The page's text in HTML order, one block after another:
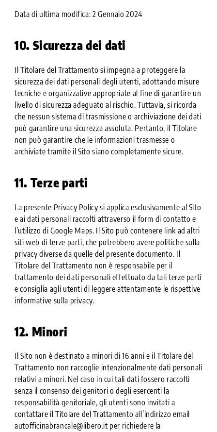
Data di ultima modifica: 2 Gennaio 2024
10. Sicurezza dei dati
Il Titolare del Trattamento si impegna a proteggere la
sicurezza dei dati personali degli utenti, adottando misure
tecniche e organizzative appropriate al fine di garantire un
livello di sicurezza adeguato al rischio. Tuttavia, si ricorda
che nessun sistema di trasmissione o archiviazione dei dati
può garantire una sicurezza assoluta. Pertanto, il Titolare
non può garantire che le informazioni trasmesse o
archiviate tramite il Sito siano completamente sicure.
11. Terze parti
La presente Privacy Policy si applica esclusivamente al Sito
e ai dati personali raccolti attraverso il form di contatto e
l’utilizzo di Google Maps. Il Sito può contenere link ad altri
siti web di terze parti, che potrebbero avere politiche sulla
privacy diverse da quelle del presente documento. Il
Titolare del Trattamento non è responsabile per il
trattamento dei dati personali effettuato da tali terze parti
e consiglia agli utenti di leggere attentamente le rispettive
informative sulla privacy.
12. Minori
Il Sito non è destinato a minori di 16 anni e il Titolare del
Trattamento non raccoglie intenzionalmente dati personali
relativi a minori. Nel caso in cui tali dati fossero raccolti
senza il consenso dei genitori o degli esercenti la
responsabilità genitoriale, gli utenti sono invitati a
contattare il Titolare del Trattamento all’indirizzo email
autofficinabrancale@libero.it per richiedere la